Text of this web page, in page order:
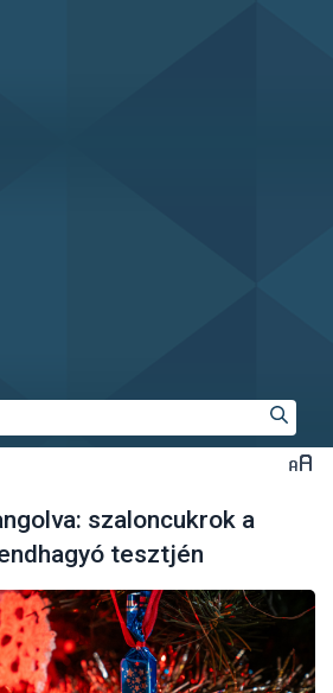
szaloncukrok a
tesztjén